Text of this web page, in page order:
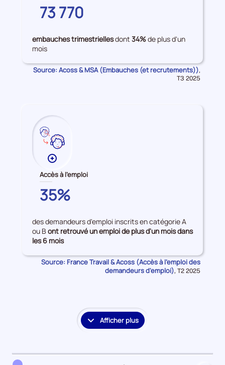
sur
les
GARD
73 770
embauches trimestriellesdont 34%de plus d'un
mois
Source: Acoss & MSA (Embauches (et recrutements)),
T3 2025
Plus
de
données
sur
les
à
l'emploi
Accès à l'emploi
GARD
35%
des demandeurs d'emploi inscrits en catégorie A
ou Bont retrouvé un emploi de plus d'un mois dans
les 6 mois
Source: France Travail & Acoss (Accès à l'emploi des
demandeurs d'emploi), Données
T2 2025
Afficher plus
le